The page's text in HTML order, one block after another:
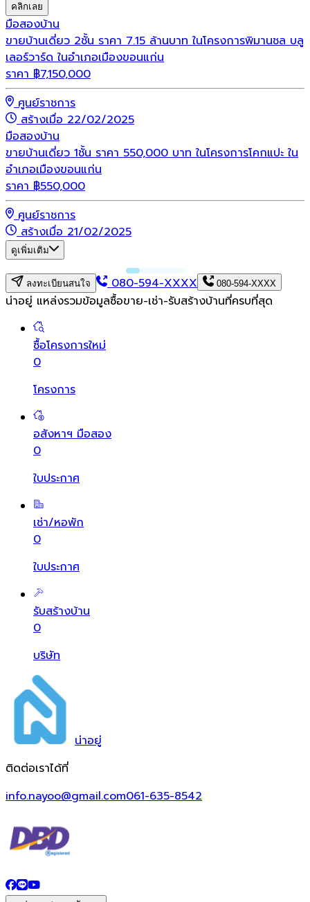
คลิกเลย
มือสองบ้าน
ขายบ้านเดี่ยว 2ชั้น ราคา 7.15 ล้านบาท ในโครงการพิมานชล บลู
เลอร์วาร์ด ในอำเภอเมืองขอนแก่น
ราคา ฿7,150,000
ศูนย์ราชการ
สร้างเมื่อ 22/02/2025
มือสองบ้าน
ขายบ้านเดี่ยว 1ชั้น ราคา 550,000 บาท ในโครงการโคกแปะ ใน
อำเภอเมืองขอนแก่น
ราคา ฿550,000
ศูนย์ราชการ
สร้างเมื่อ 21/02/2025
ดูเพิ่มเติม
ลงทะเบียนสนใจ 080-594-XXXX 080-594-XXXX
น่าอยู่ แหล่งรวมข้อมูลซื้อขาย-เช่า-รับสร้างบ้านที่ครบที่สุด
ซื้อโครงการใหม่
0
โครงการ
อสังหาฯ มือสอง
0
ใบประกาศ
เช่า/หอพัก
0
ใบประกาศ
รับสร้างบ้าน
0
บริษัท
น่าอยู่
ติดต่อเราได้ที่
info.nayoo@gmail.com061-635-8542